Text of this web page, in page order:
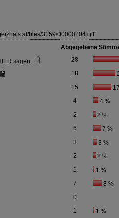
files/3159/00000204.gif"
Abgegebene
sagen
28
18
15
4 4 %
2 2 %
6 7 %
3 3 %
2 2 %
1 1 %
7 8 %
0
1 1 %